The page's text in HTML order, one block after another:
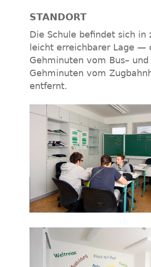
STANDORT
Die Schule befindet sich in
leicht erreichbarer Lage —
Gehminuten vom Bus– und
Gehminuten vom
entfernt.